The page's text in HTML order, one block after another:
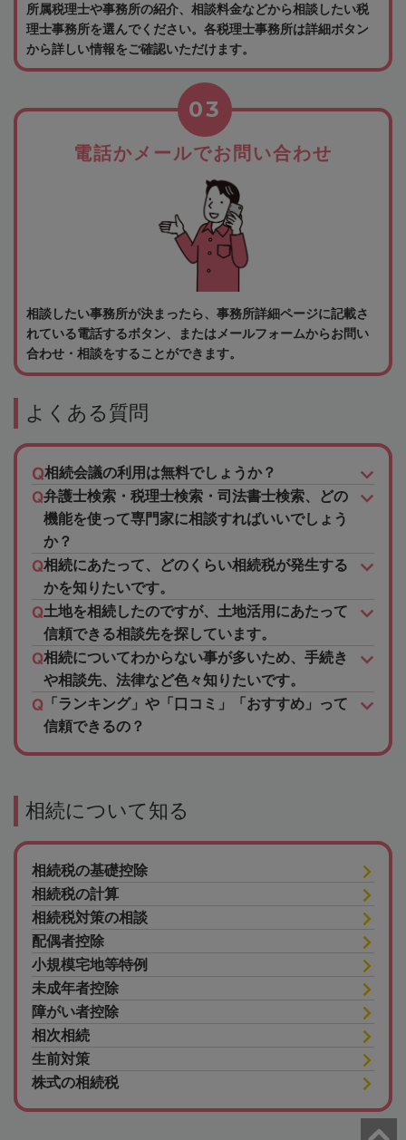
所属税理士や事務所の紹介、相談料金などから相談したい税
理士事務所を選んでください。各税理士事務所は詳細ボタン
から詳しい情報をご確認いただけます。
電話かメールでお問い合わせ
03
相談したい事務所が決まったら、事務所詳細ページに記載さ
れている電話するボタン、またはメールフォームからお問い
合わせ・相談をすることができます。
よくある質問
相続会議の利用は無料でしょうか？
弁護士検索・税理士検索・司法書士検索、どの
機能を使って専門家に相談すればいいでしょう
か？
相続にあたって、どのくらい相続税が発生する
かを知りたいです。
土地を相続したのですが、土地活用にあたって
信頼できる相談先を探しています。
相続についてわからない事が多いため、手続き
や相談先、法律など色々知りたいです。
「ランキング」や「口コミ」「おすすめ」って
信頼できるの？
相続について知る
相続税の基礎控除
相続税の計算
相続税対策の相談
配偶者控除
小規模宅地等特例
未成年者控除
障がい者控除
相次相続
生前対策
株式の相続税